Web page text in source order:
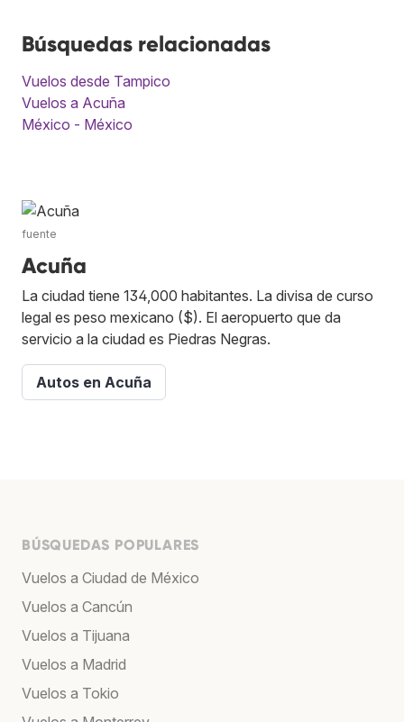
Búsquedas relacionadas
Vuelos desde Tampico
Vuelos a Acuña
México - México
fuente
Acuña
La ciudad tiene 134,000 habitantes. La divisa de curso
legal es peso mexicano ($). El aeropuerto que da
servicio a la ciudad es Piedras Negras.
Autos en Acuña
BÚSQUEDAS POPULARES
Vuelos a Ciudad de México
Vuelos a Cancún
Vuelos a Tijuana
Vuelos a Madrid
Vuelos a Tokio